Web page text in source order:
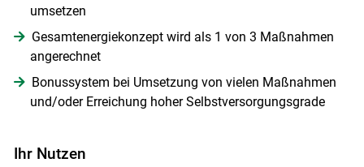
umsetzen
Gesamtenergiekonzept wird als 1 von 3 Maßnahmen
angerechnet
Bonussystem bei Umsetzung von vielen Maßnahmen
und/oder Erreichung hoher Selbstversorgungsgrade
Ihr Nutzen